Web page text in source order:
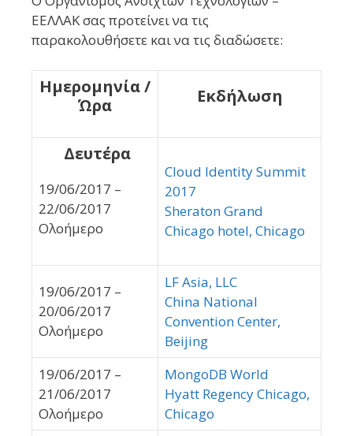
ΕΕΛΛΑΚ σας προτείνει να τις
παρακολουθήσετε και να τις διαδώσετε:
Ημερομηνία /
Ώρα
Εκδήλωση
Δευτέρα
19/06/2017 –
22/06/2017
Ολοήμερο
Cloud Identity Summit
2017
Sheraton Grand
Chicago hotel, Chicago
19/06/2017 –
20/06/2017
Ολοήμερο
LF Asia, LLC
China National
Convention Center,
Beijing
19/06/2017 –
21/06/2017
Ολοήμερο
MongoDB World
Hyatt Regency Chicago,
Chicago